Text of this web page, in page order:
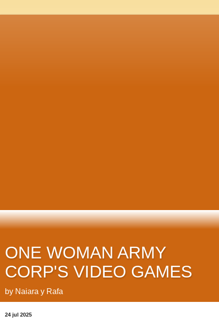
ONE WOMAN ARMY
CORP'S VIDEO GAMES
by Naiara y Rafa
24 jul 2025